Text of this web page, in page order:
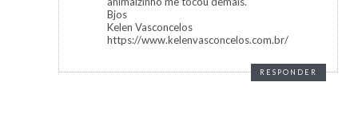
Bjos
Kelen Vasconcelos
https://www.kelenvasconcelos.com.br/
RESPONDER